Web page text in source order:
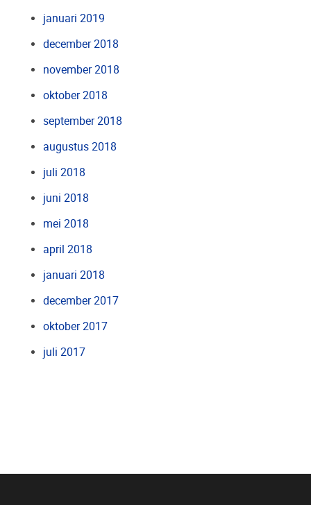
januari 2019
december 2018
november 2018
oktober 2018
september 2018
augustus 2018
juli 2018
juni 2018
mei 2018
april 2018
januari 2018
december 2017
oktober 2017
juli 2017